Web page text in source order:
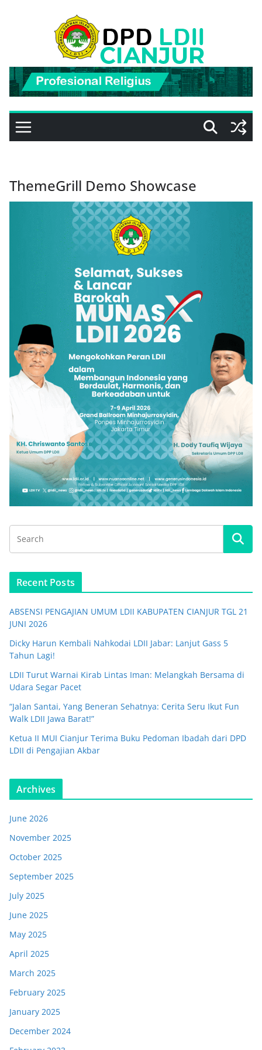
ThemeGrill Demo Showcase
Recent Posts
ABSENSI PENGAJIAN UMUM LDII KABUPATEN CIANJUR TGL 21
JUNI 2026
Dicky Harun Kembali Nahkodai LDII Jabar: Lanjut Gass 5
Tahun Lagi!
LDII Turut Warnai Kirab Lintas Iman: Melangkah Bersama di
Udara Segar Pacet
“Jalan Santai, Yang Beneran Sehatnya: Cerita Seru Ikut Fun
Walk LDII Jawa Barat!”
Ketua II MUI Cianjur Terima Buku Pedoman Ibadah dari DPD
LDII di Pengajian Akbar
Archives
June 2026
November 2025
October 2025
September 2025
July 2025
June 2025
May 2025
April 2025
March 2025
February 2025
January 2025
December 2024